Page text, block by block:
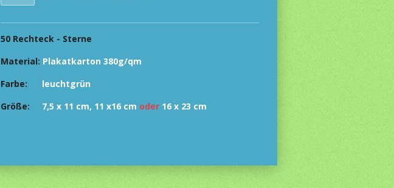
50 Rechteck - Sterne
Material: Plakatkarton 380g/qm
Farbe:
leuchtgrün
Größe:
7,5 x 11 cm, 11 x16 cm oder 16 x 23 cm